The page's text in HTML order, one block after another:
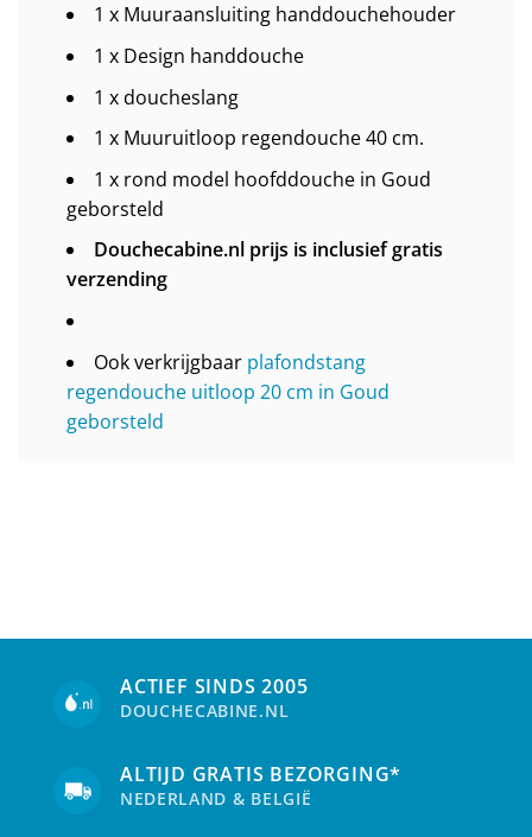
1 x Muuraansluiting handdouchehouder
1 x Design handdouche
1 x doucheslang
1 x Muuruitloop regendouche 40 cm.
1 x rond model hoofddouche in Goud
geborsteld
Douchecabine.nl prijs is inclusief gratis
verzending
Ook verkrijgbaar plafondstang
regendouche uitloop 20 cm in Goud
geborsteld
ACTIEF SINDS 2005
DOUCHECABINE.NL
ALTIJD GRATIS BEZORGING*
NEDERLAND & BELGIË